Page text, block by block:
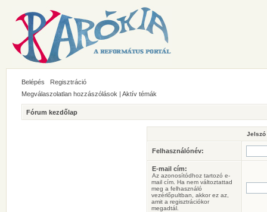
Belépés
Regisztráció
Megválaszolatlan hozzászólások | Aktív témák
Fórum kezdőlap
Jelszó
Felhasználónév:
E-mail cím:
Az azonosítódhoz tartozó e-
mail cím. Ha nem változtattad
meg a felhasználó
vezérlőpultban, akkor ez az,
amit a regisztrációkor
megadtál.